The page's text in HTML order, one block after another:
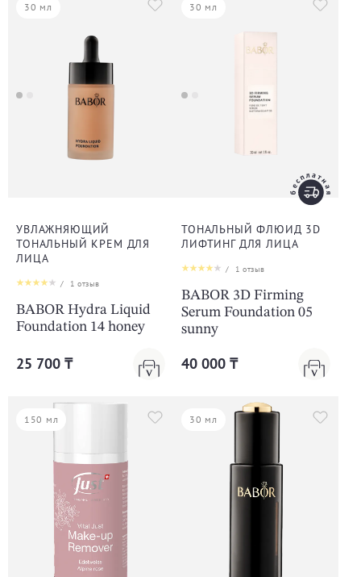
30 мл
УВЛАЖНЯЮЩИЙ
ТОНАЛЬНЫЙ КРЕМ ДЛЯ
ЛИЦА
/ 1 отзыв
BABOR Hydra Liquid
Foundation 14 honey
25 700 ₸
30 мл
ТОНАЛЬНЫЙ ФЛЮИД 3D
ЛИФТИНГ ДЛЯ ЛИЦА
/ 1 отзыв
BABOR 3D Firming
Serum Foundation 05
sunny
40 000 ₸
150 мл 30 мл